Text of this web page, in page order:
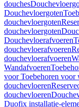
douches
Douchevloergoten
douchevloergoten
douchevloergoten
Douchevloerafvoeren
douchevloerafvoeren
douchevloerafvoeren
Wandafvoeren
voor Toebehoren voor
douchevloeren
douchevloeren
Duofix installatie-